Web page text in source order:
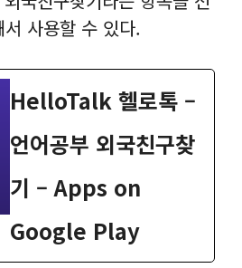
사용할 수 있다.
HelloTalk 헬로톡 –
언어공부 외국친구찾
기 – Apps on
Google Play